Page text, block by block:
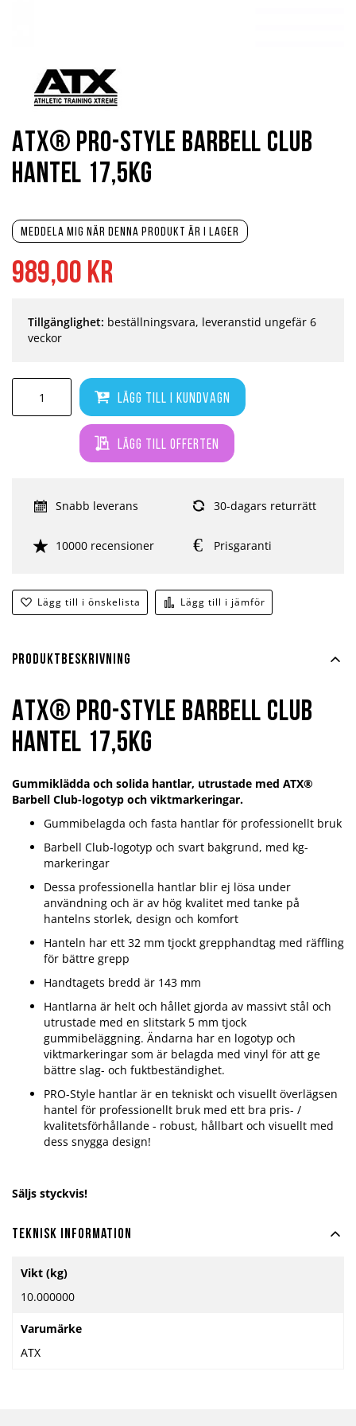
989,00 kr
Meddela mig när denna produkt är i lager
Lägg till i kundvagn
Lägg till offerten
Lägg till i önskelista Lägg till i jämför
Tillgänglighet: beställningsvara, leveranstid ungefär 6
veckor
Snabb leverans 30-dagars returrätt
10000 recensioner Prisgaranti
ATX® PRO-Style Barbell Club
hantel 17,5kg
början
bildgalleriet
Produktbeskrivning
ATX® PRO-Style Barbell Club
hantel 17,5kg
Gummiklädda och solida hantlar, utrustade med ATX®
Barbell Club-logotyp och viktmarkeringar.
Gummibelagda och fasta hantlar för professionellt bruk
Barbell Club-logotyp och svart bakgrund, med kg-
markeringar
Dessa professionella hantlar blir ej lösa under
användning och är av hög kvalitet med tanke på
hantelns storlek, design och komfort
Hanteln har ett 32 mm tjockt grepphandtag med räffling
för bättre grepp
Handtagets bredd är 143 mm
Hantlarna är helt och hållet gjorda av massivt stål och
utrustade med en slitstark 5 mm tjock
gummibeläggning. Ändarna har en logotyp och
viktmarkeringar som är belagda med vinyl för att ge
bättre slag- och fuktbeständighet.
PRO-Style hantlar är en tekniskt och visuellt överlägsen
hantel för professionellt bruk med ett bra pris- /
kvalitetsförhållande - robust, hållbart och visuellt med
dess snygga design!
Säljs styckvis!
Teknisk information
information
Vikt (kg)
10.000000
Varumärke
ATX